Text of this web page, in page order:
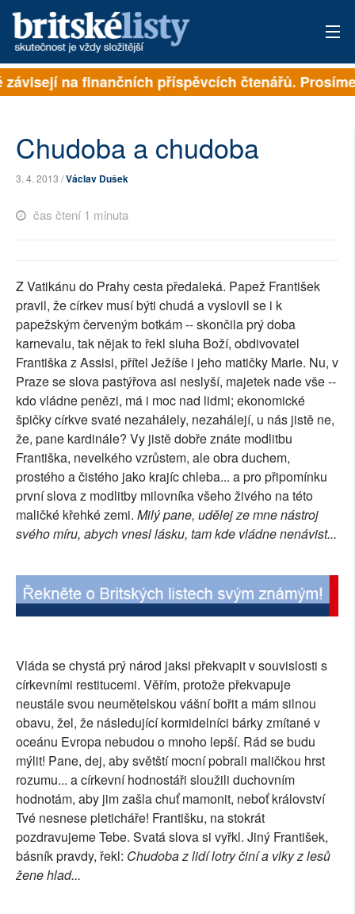
PŘIHLÁSIT
ARCHIV
AUTOŘI
PŘÍSPĚVKY NA PROVOZ
SOCIÁLNÍ SÍTĚ
RUBRIKY
PLNÁ VERZE STRÁNEK
na finančních příspěvcích čtenářů.
Chudoba a chudoba
3. 4. 2013 /Václav Dušek
čas čtení 1 minuta
Z Vatikánu do Prahy cesta předaleká. Papež František
pravil, že církev musí býti chudá a vyslovil se i k
papežským červeným botkám -- skončila prý doba
karnevalu, tak nějak to řekl sluha Boží, obdivovatel
Františka z Assisi, přítel Ježíše i jeho matičky Marie. Nu, v
Praze se slova pastýřova asi neslyší, majetek nade vše --
kdo vládne penězi, má i moc nad lidmi; ekonomické
špičky církve svaté nezahálely, nezahálejí, u nás jistě ne,
že, pane kardinále? Vy jistě dobře znáte modlitbu
Františka, nevelkého vzrůstem, ale obra duchem,
prostého a čistého jako krajíc chleba... a pro připomínku
první slova z modlitby milovníka všeho živého na této
maličké křehké zemi. Milý pane, udělej ze mne nástroj
svého míru, abych vnesl lásku, tam kde vládne nenávist...
Vláda se chystá prý národ jaksi překvapit v souvislosti s
církevními restitucemi. Věřím, protože překvapuje
neustále svou neumětelskou vášní bořit a mám silnou
obavu, žel, že následující kormidelníci bárky zmítané v
oceánu Evropa nebudou o mnoho lepší. Rád se budu
mýlit! Pane, dej, aby světští mocní pobrali maličkou hrst
rozumu... a církevní hodnostáři sloužili duchovním
hodnotám, aby jim zašla chuť mamonit, neboť království
Tvé nesnese pleticháře! Františku, na stokrát
pozdravujeme Tebe. Svatá slova si vyřkl. Jiný František,
básník pravdy, řekl: Chudoba z lidí lotry činí a vlky z lesů
žene hlad...